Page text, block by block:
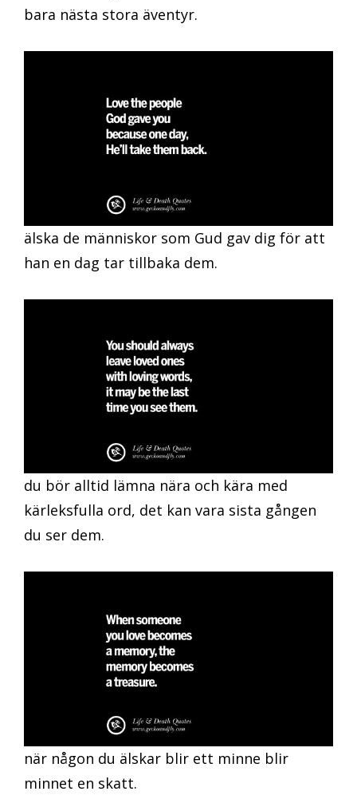
bara nästa stora äventyr.
älska de människor som Gud gav dig för att
han en dag tar tillbaka dem.
du bör alltid lämna nära och kära med
kärleksfulla ord, det kan vara sista gången
du ser dem.
när någon du älskar blir ett minne blir
minnet en skatt.